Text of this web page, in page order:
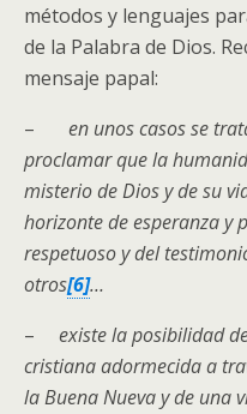
métodos y lenguajes
de la Palabra de Dios.
mensaje papal:
– en unos casos se
proclamar que la
misterio de Dios y de su
horizonte de esperanza y
respetuoso y del
otros[6]…
– existe la posibilidad
cristiana adormecida a
la Buena Nueva y de una